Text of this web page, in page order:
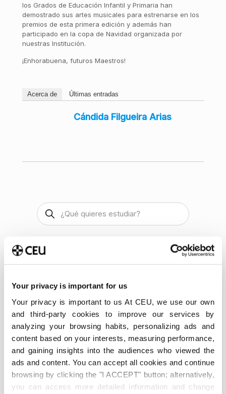
Your privacy is important for us
Your privacy is important to us At CEU, we use our own
and third-party cookies to improve our services by
analyzing your browsing habits, personalizing ads and
content based on your interests, measuring performance,
and gaining insights into the audiences who viewed the
ads and content. You can accept all cookies and continue
browsing by clicking the "I ACCEPT" button; alternatively,
you can access more detailed information and change
los Grados de Educación Infantil y Primaria han
demostrado sus artes musicales para estrenarse en los
premios de esta primera edición y además han
participado en la copa de Navidad organizada por
nuestras Institución.
¡Enhorabuena, futuros Maestros!
Acerca de Últimas entradas
Cándida Filgueira Arias
Últimas publicaciones
Método Pomodoro para
estudiar: Cómo aplicarlo en
la universidad y cuándo no
funciona
6 de agosto de 2026
Qué es y cómo está
transformando el análisis
predictivo la sostenibilidad